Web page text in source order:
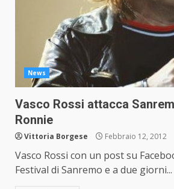
News
Vasco Rossi attacca
Ronnie
Vittoria Borgese Febbraio 12, 2012
Vasco Rossi con un post su
Festival di Sanremo e a due giorni...